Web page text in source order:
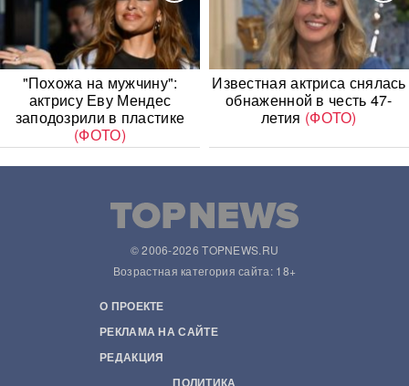
"Похожа на мужчину":
актрису Еву Мендес
заподозрили в пластике
(ФОТО)
Известная актриса снялась
обнаженной в честь 47-
летия (ФОТО)
© 2006-2026 TOPNEWS.RU
Возрастная категория сайта: 18+
О ПРОЕКТЕ
РЕКЛАМА НА САЙТЕ
РЕДАКЦИЯ
ПОЛИТИКА